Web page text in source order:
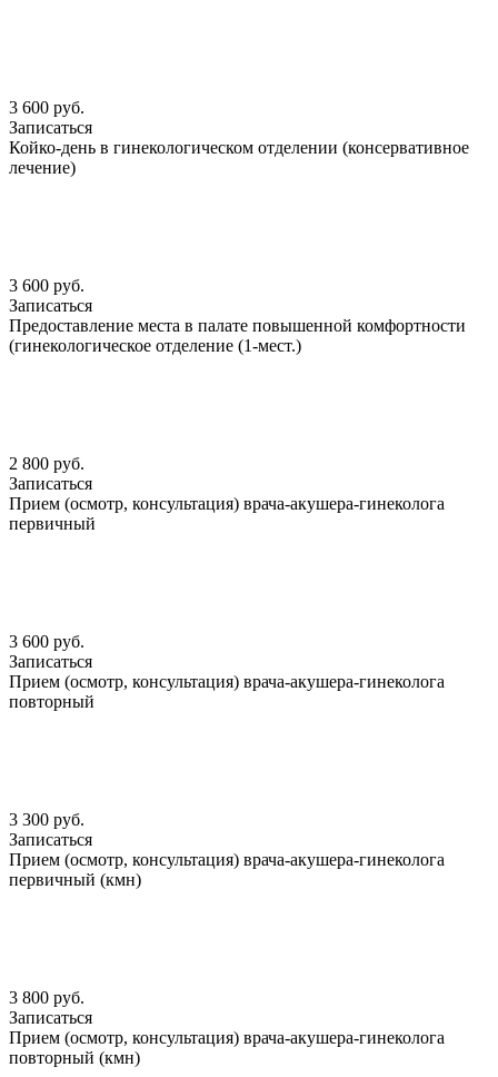
3 600 руб.
Записаться
Койко-день в гинекологическом отделении (консервативное
лечение)
3 600 руб.
Записаться
Предоставление места в палате повышенной комфортности
(гинекологическое отделение (1-мест.)
2 800 руб.
Записаться
Прием (осмотр, консультация) врача-акушера-гинеколога
первичный
3 600 руб.
Записаться
Прием (осмотр, консультация) врача-акушера-гинеколога
повторный
3 300 руб.
Записаться
Прием (осмотр, консультация) врача-акушера-гинеколога
первичный (кмн)
3 800 руб.
Записаться
Прием (осмотр, консультация) врача-акушера-гинеколога
повторный (кмн)